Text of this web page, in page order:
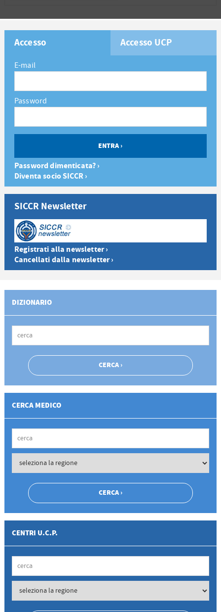
Accesso Accesso UCP
E-mail
Password
Password dimenticata? ›
Diventa socio SICCR ›
SICCR Newsletter
Registrati alla newsletter ›
Cancellati dalla newsletter ›
DIZIONARIO
CERCA MEDICO
CENTRI U.C.P.